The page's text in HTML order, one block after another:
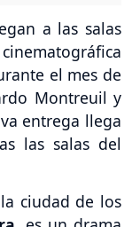
a las salas
el mes de
Montreuil y
entrega llega
las salas del
ciudad de los